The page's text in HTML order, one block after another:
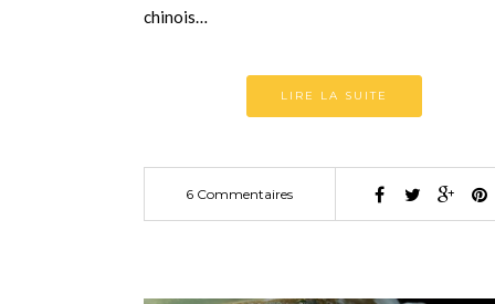
chinois…
LIRE LA SUITE
6 Commentaires